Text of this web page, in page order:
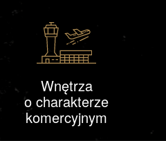
Wnętrza
o charakterze
komercyjnym